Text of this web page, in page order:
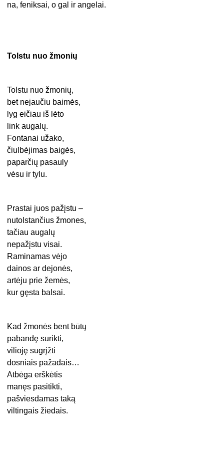
na, feniksai, o gal ir angelai.
Tolstu nuo žmonių
Tolstu nuo žmonių,
bet nejaučiu baimės,
lyg eičiau iš lėto
link augalų.
Fontanai užako,
čiulbėjimas baigės,
paparčių pasauly
vėsu ir tylu.
Prastai juos pažįstu –
nutolstančius žmones,
tačiau augalų
nepažįstu visai.
Raminamas vėjo
dainos ar dejonės,
artėju prie žemės,
kur gęsta balsai.
Kad žmonės bent būtų
pabandę surikti,
vilioję sugrįžti
dosniais pažadais…
Atbėga erškėtis
manęs pasitikti,
pašviesdamas taką
viltingais žiedais.